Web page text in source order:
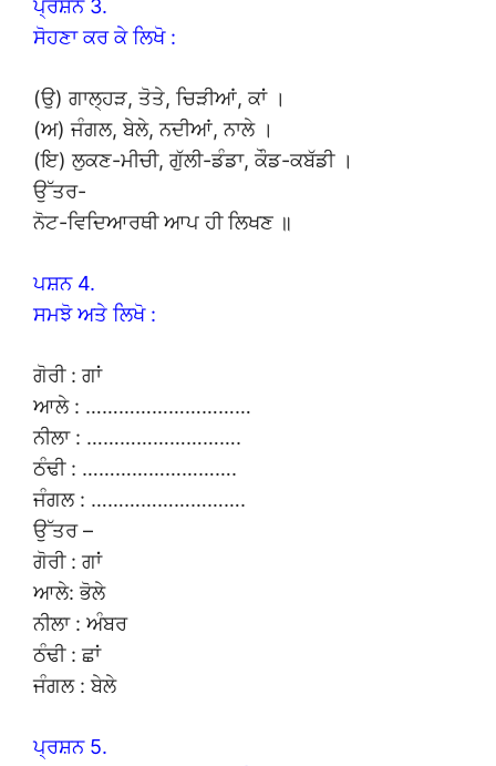
ਪ੍ਰਸ਼ਨ 3.
ਸੋਹਣਾ ਕਰ ਕੇ ਲਿਖੋ :
(ਉ) ਗਾਲ੍ਹੜ, ਤੋਤੇ, ਚਿੜੀਆਂ, ਕਾਂ ।
(ਅ) ਜੰਗਲ, ਬੇਲੇ, ਨਦੀਆਂ, ਨਾਲੇ ।
(ਇ) ਲੁਕਣ-ਮੀਚੀ, ਗੁੱਲੀ-ਡੰਡਾ, ਕੌਡ-ਕਬੱਡੀ ।
ਉੱਤਰ-
ਨੋਟ-ਵਿਦਿਆਰਥੀ ਆਪ ਹੀ ਲਿਖਣ ॥
ਪਸ਼ਨ 4.
ਸਮਝੋ ਅਤੇ ਲਿਖੋ :
ਗੋਰੀ : ਗਾਂ
ਆਲੇ : …………………………
ਨੀਲਾ : ……………………….
ਠੰਢੀ : ……………………….
ਜੰਗਲ : ……………………….
ਉੱਤਰ –
ਗੋਰੀ : ਗਾਂ
ਆਲੇ: ਭੋਲੇ
ਨੀਲਾ : ਅੰਬਰ
ਠੰਢੀ : ਛਾਂ
ਜੰਗਲ : ਬੇਲੇ
ਪ੍ਰਸ਼ਨ 5.